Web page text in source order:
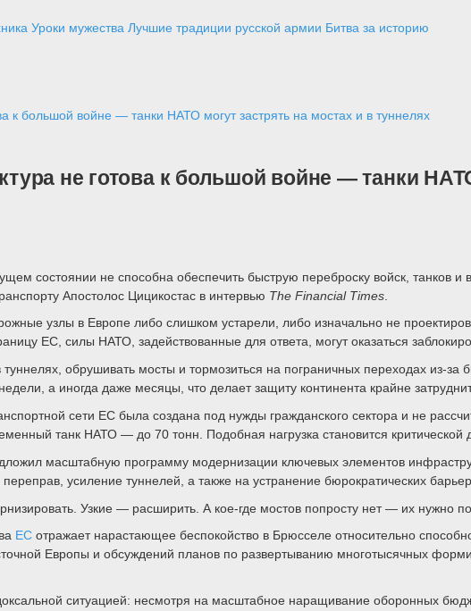
Уроки мужества Лучшие традиции русской армии Битва за историю
к большой войне — танки НАТО могут застрять на мостах и в туннелях
не готова к большой войне — танки
состоянии не способна обеспечить быструю переброску войск, танков
Апостолос Цицикостас в интервью The Financial Times
узлы в Европе либо слишком устарели, либо изначально не
ЕС, силы НАТО, задействованные для ответа, могут оказаться
туннелях, обрушивать мосты и тормозиться на пограничных переходах из-
а иногда даже месяцы, что делает защиту континента крайне
сети ЕС была создана под нужды гражданского сектора и не
танк НАТО — до 70 тонн. Подобная нагрузка становится критической
масштабную программу модернизации ключевых элементов
усиление туннелей, а также на устранение бюрократических
Узкие — расширить. А кое-где мостов попросту нет — их нужно
ЕС отражает нарастающее беспокойство в Брюсселе относительно
Европы и обсуждений планов по развертыванию многотысячных
ситуацией: несмотря на масштабное наращивание оборонных